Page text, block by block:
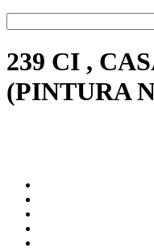
239 CI ,
(PINTURA